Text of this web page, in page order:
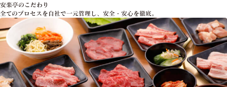
安楽亭のこだわり
全てのプロセスを自社で一元管理し、安全・安心を徹底。